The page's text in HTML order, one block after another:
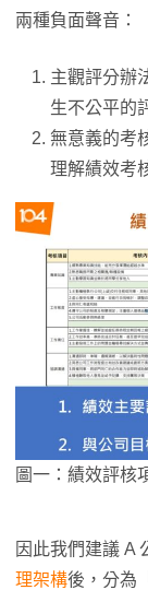
兩種負面聲音：
主觀評分辦
生不公平的
無意義的考
理解績效考
圖一：績效評核
因此我們建議 A
理架構後，分為